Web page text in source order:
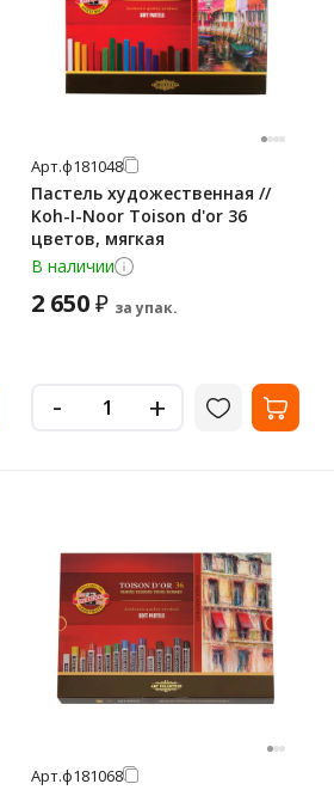
Арт.ф181048
Пастель художественная //
Koh-I-Noor Toison d'or 36
цветов, мягкая
В наличии
2 650₽ за упак.
- +
Арт.ф181068